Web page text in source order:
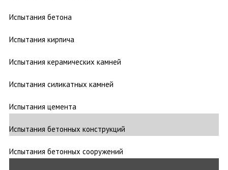
Испытания бетона
Испытания кирпича
Испытания керамических камней
Испытания силикатных камней
Испытания цемента
Испытания бетонных конструкций
Испытания бетонных сооружений